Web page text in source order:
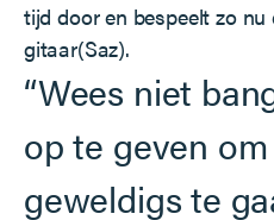
tijd door en bespeelt zo nu
gitaar(Saz).
“Wees niet
op te geven
geweldigs te